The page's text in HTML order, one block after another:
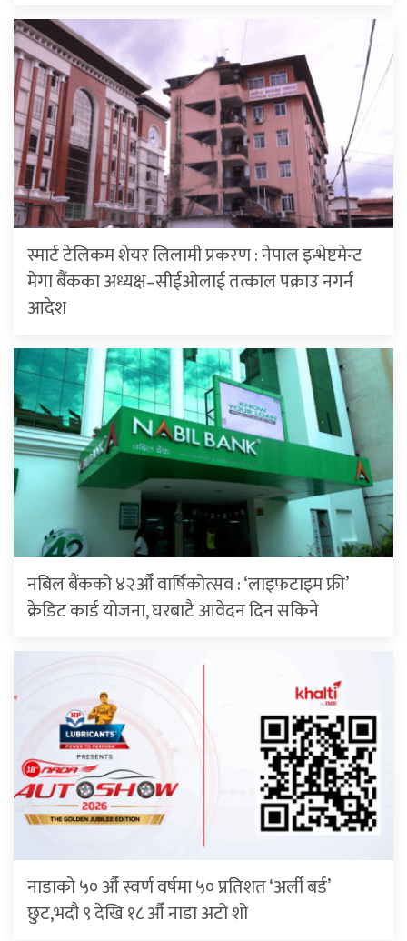
स्मार्ट टेलिकम शेयर लिलामी प्रकरण : नेपाल इन्भेष्टमेन्ट
मेगा बैंकका अध्यक्ष–सीईओलाई तत्काल पक्राउ नगर्न
आदेश
नबिल बैंकको ४२औँ वार्षिकोत्सव : ‘लाइफटाइम फ्री’
क्रेडिट कार्ड योजना, घरबाटै आवेदन दिन सकिने
नाडाको ५० औँ स्वर्ण वर्षमा ५० प्रतिशत ‘अर्ली बर्ड’
छुट,भदौ ९ देखि १८ औँ नाडा अटो शो